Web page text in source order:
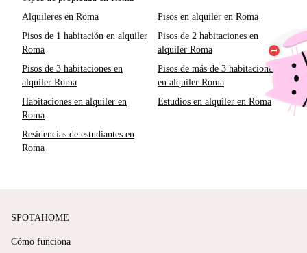
Alquileres en Roma
Pisos en alquiler en Roma
Pisos de 1 habitación en alquiler
Roma
Pisos de 2 habitaciones en
alquiler Roma
Pisos de 3 habitaciones en
alquiler Roma
Pisos de más de 3 habitaciones
en alquiler Roma
Habitaciones en alquiler en
Roma
Estudios en alquiler en Roma
Residencias de estudiantes en
Roma
SPOTAHOME
Cómo funciona